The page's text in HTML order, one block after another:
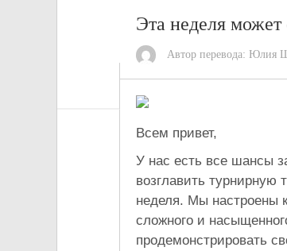
Эта неделя может
Автор перевода: Юлия
Всем привет,
У нас есть все шансы
возглавить турнирную
неделя. Мы настроены
сложного и
продемонстрировать